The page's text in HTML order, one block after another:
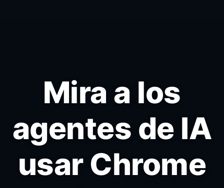
Mira a los
agentes de IA
usar Chrome